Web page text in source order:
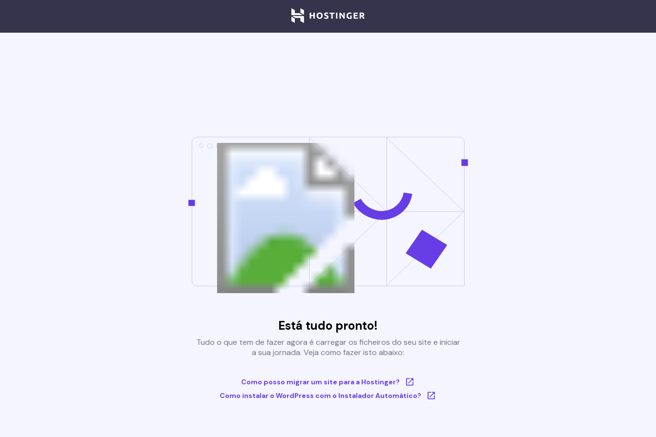
Está tudo pronto!
Tudo o que tem de fazer agora é carregar os ficheiros do seu site e iniciar
a sua jornada. Veja como fazer isto abaixo:
Como posso migrar um site para a Hostinger?
Como instalar o WordPress com o Instalador Automático?